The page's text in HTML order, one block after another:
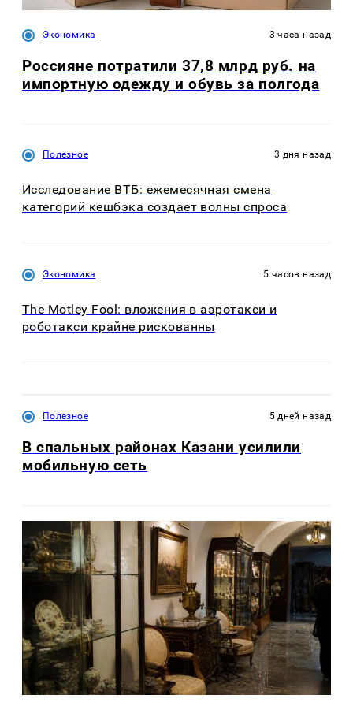
Экономика 3 часа назад
Россияне потратили 37,8 млрд руб. на
импортную одежду и обувь за полгода
Полезное 3 дня назад
Исследование ВТБ: ежемесячная смена
категорий кешбэка создает волны спроса
Экономика 5 часов назад
The Motley Fool: вложения в аэротакси и
роботакси крайне рискованны
Полезное 5 дней назад
В спальных районах Казани усилили
мобильную сеть